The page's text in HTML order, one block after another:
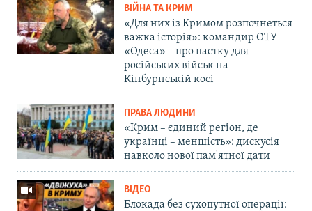
ВІЙНА ТА КРИМ
«Для них із Кримом розпочнеться
важка історія»: командир ОТУ
«Одеса» – про пастку для
російських військ на
Кінбурнській косі
ПРАВА ЛЮДИНИ
«Крим – єдиний регіон, де
українці – меншість»: дискусія
навколо нової пам'ятної дати
ВІДЕО
Блокада без сухопутної операції: